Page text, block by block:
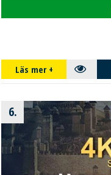
Läs mer+
6.